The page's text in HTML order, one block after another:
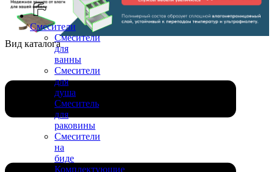
Смесители
Смесители
для
ванны
Смесители
для
душа
Смеситель
для
раковины
Смесители
на
биде
Комплектующие
Вид каталога